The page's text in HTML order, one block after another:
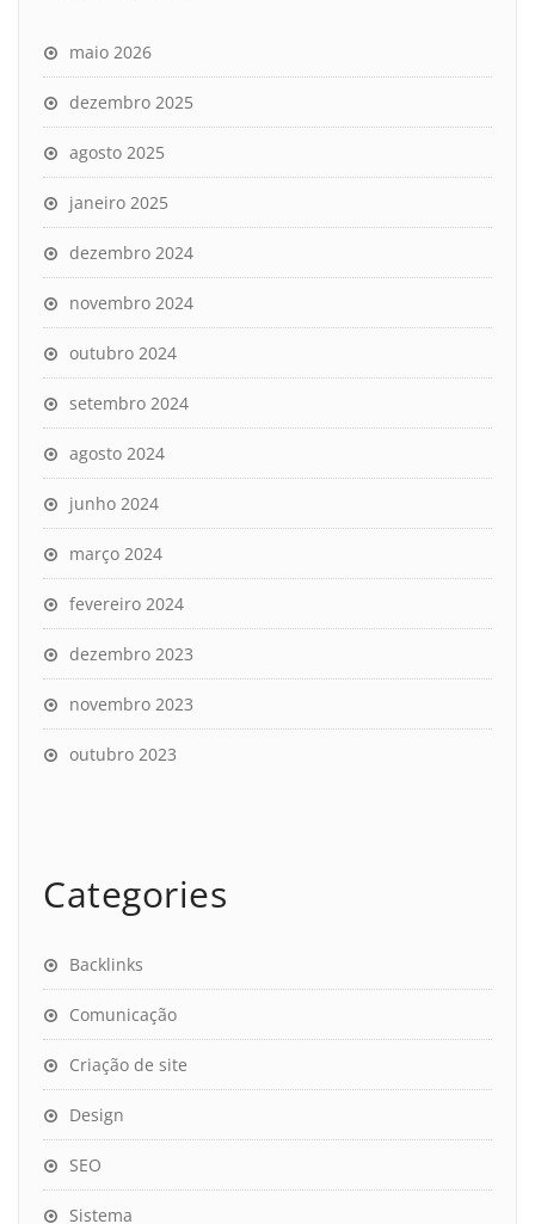
maio 2026
dezembro 2025
agosto 2025
janeiro 2025
dezembro 2024
novembro 2024
outubro 2024
setembro 2024
agosto 2024
junho 2024
março 2024
fevereiro 2024
dezembro 2023
novembro 2023
outubro 2023
Categories
Backlinks
Comunicação
Criação de site
Design
SEO
Sistema